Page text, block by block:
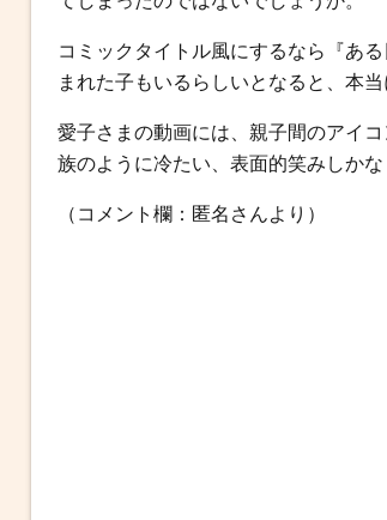
コミックタイトル風にするなら『あ
まれた子もいるらしいとなると、本
愛子さまの動画には、親子間のアイ
族のように冷たい、表面的笑みしかな
（コメント欄：匿名さんより）